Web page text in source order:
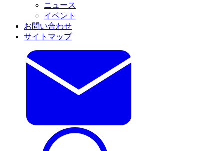
ニュース
イベント
お問い合わせ
サイトマップ